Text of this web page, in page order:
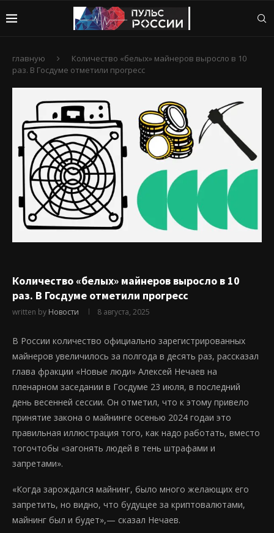
главную
Количество «белых» майнеров выросло в 10
раз. В Госдуме отметили прогресс
Количество «белых» майнеров выросло в 10
раз. В Госдуме отметили прогресс
written by Новости 8 августа, 2025
В России количество официально зарегистрированных
майнеров увеличилось за полгода в десять раз, рассказал
глава фракции «Новые люди» Алексей Нечаев на
пленарном заседании в Госдуме 23 июля, в последний
день весенней сессии. Он отметил, что к этому привело
принятие закона о майнинге осенью 2024 годаи это
правильная иллюстрация того, как надо работать, вместо
тогочтобы «загонять людей в тень штрафами и
запретами».
«Когда зарождался майнинг, было много желающих его
запретить, но видно, что будущее за криптовалютами,
майнинг был и будет»,— сказал Нечаев.